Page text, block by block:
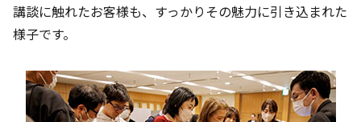
講談に触れたお客様も、すっかりその魅力に引き込まれた
様子です。